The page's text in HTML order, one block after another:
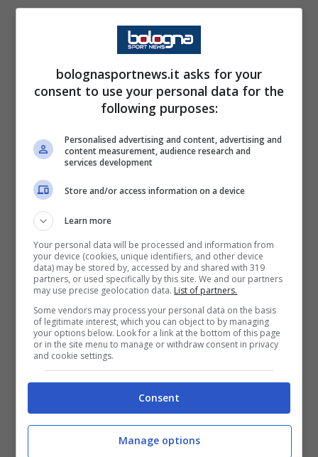
pronto, ma penso anche che quando
ricomincerà a segnare. “.
LEGGI ANCHE:Verso Salernitana-Bologna:
terapie per Dominguez e Orsolini
bolognasportnews.it asks for your
consent to use your personal data for the
following purposes:
Personalised advertising and content, advertising and
content measurement, audience research and
services development
Store and/or access information on a device
Learn more
Your personal data will be processed and information from
your device (cookies, unique identifiers, and other device
data) may be stored by, accessed by and shared with 319
partners, or used specifically by this site. We and our partners
may use precise geolocation data. List of partners.
Some vendors may process your personal data on the basis
of legitimate interest, which you can object to by managing
your options below. Look for a link at the bottom of this page
or in the site menu to manage or withdraw consent in privacy
and cookie settings.
Consent
Manage options